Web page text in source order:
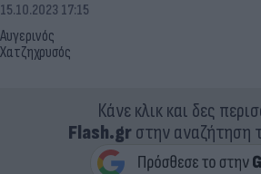
Αυγερινός
Χατζηχρυσός
15.10.2023 17:15
Κάνε κλικ και δες
Flash.grστην αναζήτηση